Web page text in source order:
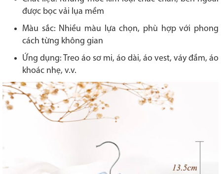
được bọc vải lụa mềm
Màu sắc: Nhiều màu lựa chọn, phù hợp với phong
cách từng không gian
Ứng dụng: Treo áo sơ mi, áo dài, áo vest, váy đầm, áo
khoác nhẹ, v.v.